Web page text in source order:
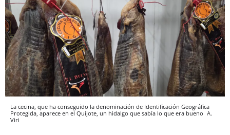
La cecina, que ha conseguido la denominación de Identificación Geográfica
Protegida, aparece en el Quijote, un hidalgo que sabía lo que era bueno A.
Viri